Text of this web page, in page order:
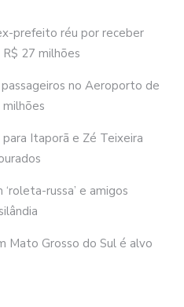
prefeito réu por receber
27 milhões
no Aeroporto de
Itaporã e Zé Teixeira
russa’ e amigos
Mato Grosso do Sul é alvo